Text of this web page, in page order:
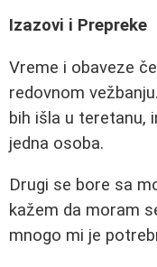
Izazovi i Prepreke
Vreme i obaveze
redovnom
bih išla u teretanu,
jedna osoba.
Drugi se bore sa
kažem da moram
mnogo mi je